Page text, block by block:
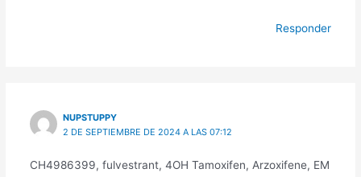
Responder
NUPSTUPPY
2 DE SEPTIEMBRE DE 2024 A LAS 07:12
CH4986399, fulvestrant, 4OH Tamoxifen, Arzoxifene, EM